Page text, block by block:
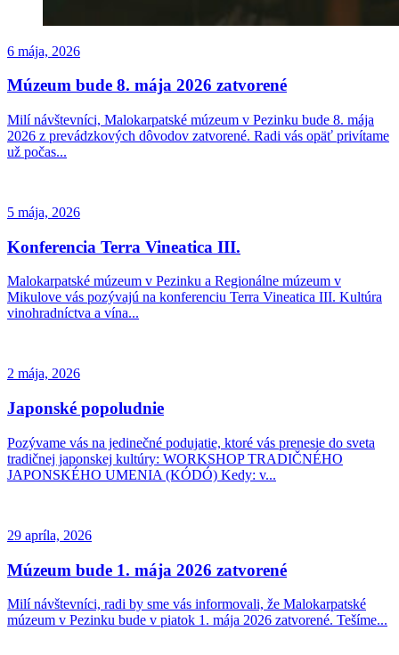
6 mája, 2026
Múzeum bude 8. mája 2026 zatvorené
Milí návštevníci, Malokarpatské múzeum v Pezinku bude 8. mája
2026 z prevádzkových dôvodov zatvorené. Radi vás opäť privítame
už počas...
5 mája, 2026
Konferencia Terra Vineatica III.
Malokarpatské múzeum v Pezinku a Regionálne múzeum v
Mikulove vás pozývajú na konferenciu Terra Vineatica III. Kultúra
vinohradníctva a vína...
2 mája, 2026
Japonské popoludnie
Pozývame vás na jedinečné podujatie, ktoré vás prenesie do sveta
tradičnej japonskej kultúry: WORKSHOP TRADIČNÉHO
JAPONSKÉHO UMENIA (KÓDÓ) Kedy: v...
29 apríla, 2026
Múzeum bude 1. mája 2026 zatvorené
Milí návštevníci, radi by sme vás informovali, že Malokarpatské
múzeum v Pezinku bude v piatok 1. mája 2026 zatvorené. Tešíme...